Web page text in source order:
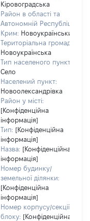
Кіровоградська
Район в області та
Автономній Республіці
Крим: Новоукраїнський
Територіальна громада:
Новоукраїнська
Тип населеного пункту:
Село
Населений пункт:
Новоолександрівка
Район у місті:
[Конфіденційна
інформація]
Тип: [Конфіденційна
інформація]
Назва: [Конфіденційна
інформація]
Номер будинку/
земельної ділянки:
[Конфіденційна
інформація]
Номер корпусу/секції/
блоку: [Конфіденційна